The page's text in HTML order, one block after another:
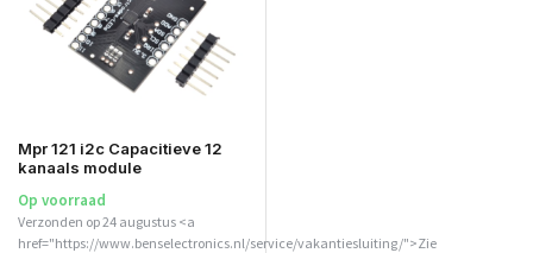
Mpr 121 i2c Capacitieve 12
kanaals module
Op voorraad
Verzonden op 24 augustus <a
href="https://www.benselectronics.nl/service/vakantiesluiting/">Zie